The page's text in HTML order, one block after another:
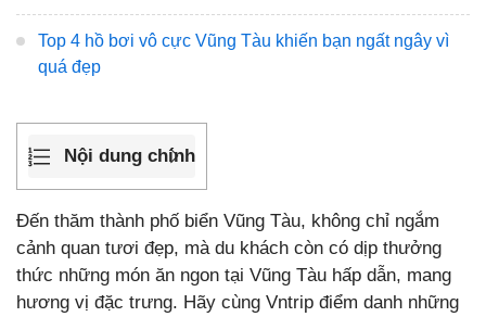
Top 4 hồ bơi vô cực Vũng Tàu khiến bạn ngất ngây vì
quá đẹp
Nội dung chính
Đến thăm thành phố biển Vũng Tàu, không chỉ ngắm
cảnh quan tươi đẹp, mà du khách còn có dịp thưởng
thức những món ăn ngon tại Vũng Tàu hấp dẫn, mang
hương vị đặc trưng. Hãy cùng Vntrip điểm danh những